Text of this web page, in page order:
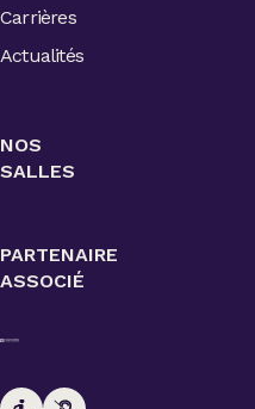
Carrières
Actualités
NOS
SALLES
PARTENAIRE
ASSOCIÉ